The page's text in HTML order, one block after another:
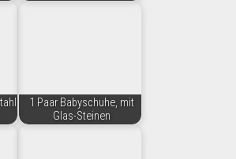
1 Paar Babyschuhe, mit
Glas-Steinen